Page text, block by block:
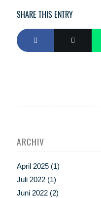
SHARE THIS ENTRY
ARCHIV
April 2025(1)
Juli 2022(1)
Juni 2022(2)